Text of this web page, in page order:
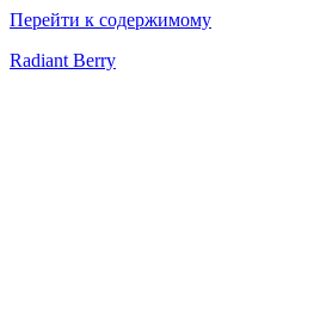
Перейти к содержимому
Radiant Berry